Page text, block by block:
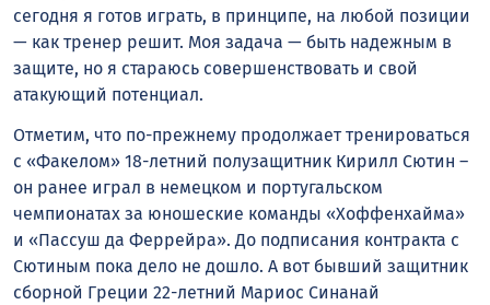
сегодня я готов играть, в принципе, на любой позиции
— как тренер решит. Моя задача — быть надежным в
защите, но я стараюсь совершенствовать и свой
атакующий потенциал.
Отметим, что по-прежнему продолжает тренироваться
с «Факелом» 18-летний полузащитник Кирилл Сютин –
он ранее играл в немецком и португальском
чемпионатах за юношеские команды «Хоффенхайма»
и «Пассуш да Феррейра». До подписания контракта с
Сютиным пока дело не дошло. А вот бывший защитник
сборной Греции 22-летний Мариос Синанай